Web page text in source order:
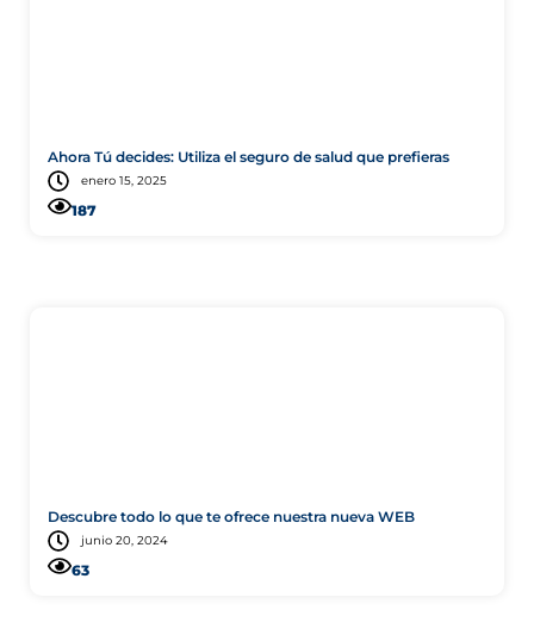
Ahora Tú decides: Utiliza el seguro de salud que prefieras
enero 15, 2025
187
Descubre todo lo que te ofrece nuestra nueva WEB
junio 20, 2024
63